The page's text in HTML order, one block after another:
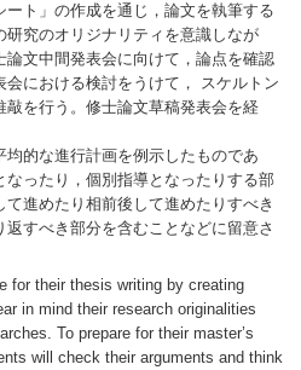
ト」の作成を通じ，論文を執筆する
究のオリジナリティを意識しなが
論文中間発表会に向けて，論点を確認
における検討をうけて， スケルトン
を行う。修士論文草稿発表会を経
的な進行計画を例示したものであ
ったり，個別指導となったりする部
進めたり相前後して進めたりすべき
すべき部分を含むことなどに留意さ
for their thesis writing by creating
in mind their research originalities
To prepare for their master’s
will check their arguments and think